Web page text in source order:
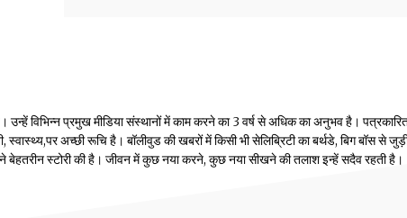
विभिन्न प्रमुख मीडिया संस्थानों में काम करने का 3 वर्ष से अधिक का अनुभव है।
अच्छी रूचि है। बॉलीवुड की खबरों में किसी भी सेलिब्रिटी का बर्थडे, बिग बॉस से
बेहतरीन स्टोरी की है। जीवन में कुछ नया करने, कुछ नया सीखने की तलाश इन्हें सदैव रहती है।